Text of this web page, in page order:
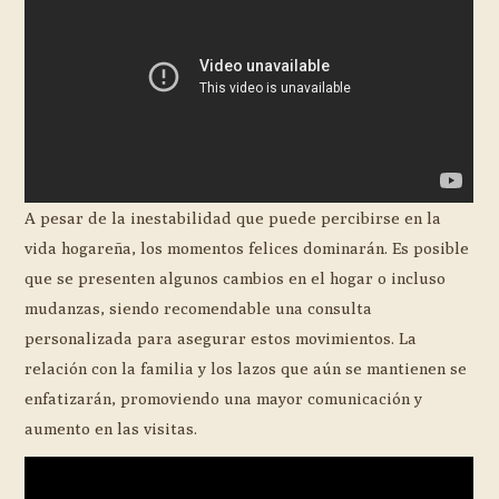
A pesar de la inestabilidad que puede percibirse en la
vida hogareña, los momentos felices dominarán. Es posible
que se presenten algunos cambios en el hogar o incluso
mudanzas, siendo recomendable una consulta
personalizada para asegurar estos movimientos. La
relación con la familia y los lazos que aún se mantienen se
enfatizarán, promoviendo una mayor comunicación y
aumento en las visitas.